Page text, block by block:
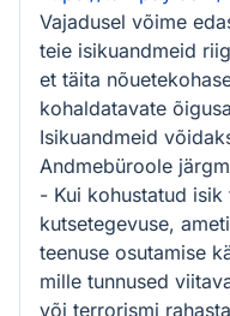
Vajadusel võime
teie isikuandmeid
et täita
kohaldatavate
Isikuandmeid
Andmebüroole
- Kui kohustatud
kutsetegevuse,
teenuse osutamise
mille tunnused
või terrorismi